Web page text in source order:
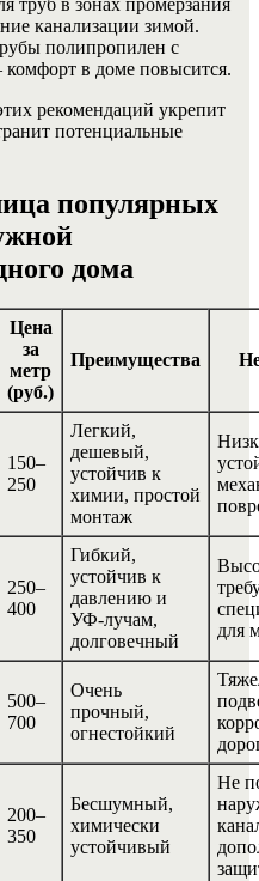
канализации зимой.
полипропилен с
в доме повысится.
рекомендаций укрепит
потенциальные
популярных
дома
Цена
за
метр
(руб.)
Преимущества
150–
250
Легкий,
дешевый,
устойчив к
химии, простой
монтаж
250–
400
Гибкий,
устойчив к
давлению и
УФ-лучам,
долговечный
для
500–
700
Очень
прочный,
огнестойкий
200–
350
Бесшумный,
химически
устойчивый
Не